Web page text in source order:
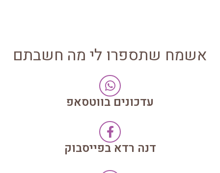
אשמח שתספרו לי מה חשבתם
עדכונים בווטסאפ
דנה רדא בפייסבוק